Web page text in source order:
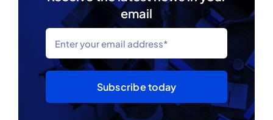
email
Subscribe today